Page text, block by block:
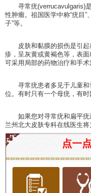
寻常疣(verrucavulgaris)是
性肿瘤。祖国医学中称“疣目”
子”等。
皮肤和黏膜的损伤是引起
疹，呈灰黄或黄褐色等，表
可采用局部的药物治疗和手术
寻常疣患者多见于儿童和
位。有时只有一个母疣，有时
如果您对寻常疣和扁平疣
兰州北大皮肤专科在线医生
点一